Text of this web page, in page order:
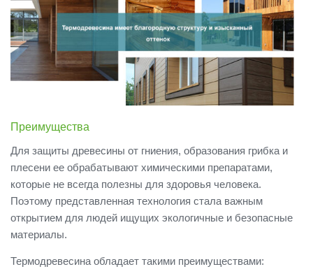
Преимущества
Для защиты древесины от гниения, образования грибка и
плесени ее обрабатывают химическими препаратами,
которые не всегда полезны для здоровья человека.
Поэтому представленная технология стала важным
открытием для людей ищущих экологичные и безопасные
материалы.
Термодревесина обладает такими преимуществами: